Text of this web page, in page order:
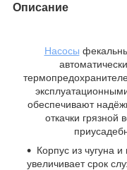
Описание
Насосы
обеспечивают
откачки грязной
Корпус из чугуна
увеличивает срок